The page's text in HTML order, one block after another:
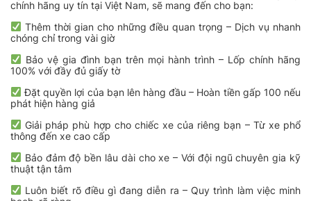
chính hãng uy tín tại Việt Nam, sẽ mang đến cho bạn:
Thêm thời gian cho những điều quan trọng – Dịch vụ nhanh
chóng chỉ trong vài giờ
Bảo vệ gia đình bạn trên mọi hành trình – Lốp chính hãng
100% với đầy đủ giấy tờ
Đặt quyền lợi của bạn lên hàng đầu – Hoàn tiền gấp 100 nếu
phát hiện hàng giả
Giải pháp phù hợp cho chiếc xe của riêng bạn – Từ xe phổ
thông đến xe cao cấp
Bảo đảm độ bền lâu dài cho xe – Với đội ngũ chuyên gia kỹ
thuật tận tâm
Luôn biết rõ điều gì đang diễn ra – Quy trình làm việc minh